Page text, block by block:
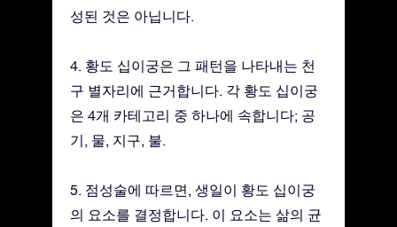
성된 것은 아닙니다.
4. 황도 십이궁은 그 패턴을 나타내는 천
구 별자리에 근거합니다. 각 황도 십이궁
은 4개 카테고리 중 하나에 속합니다; 공
기, 물, 지구, 불.
5. 점성술에 따르면, 생일이 황도 십이궁
의 요소를 결정합니다. 이 요소는 삶의 균